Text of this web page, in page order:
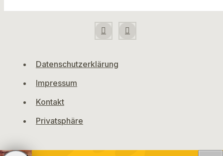
Datenschutzerklärung
Impressum
Kontakt
Privatsphäre